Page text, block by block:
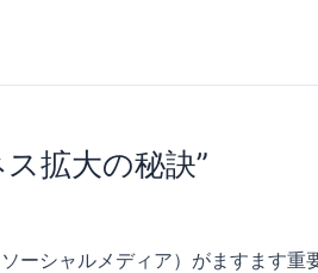
拡大の秘訣”
ーシャルメディア）がますます